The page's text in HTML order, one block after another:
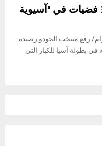
"الجودو" يرفع رصيده إلى 3 فضيات في "آسيوية
في 27 أبريل/ وام/ رفع منتخب الجودو رصيده
في بطولة آسيا للكبار التي